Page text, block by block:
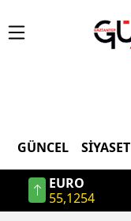
GÜNCEL SIYASET
EURO
55,1254